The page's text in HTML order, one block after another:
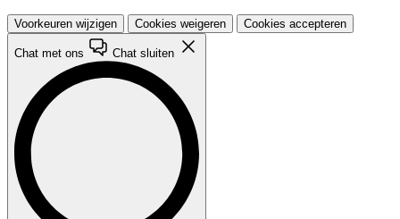
Voorkeuren wijzigen Cookies weigeren Cookies accepteren
Chat met ons Chat sluiten